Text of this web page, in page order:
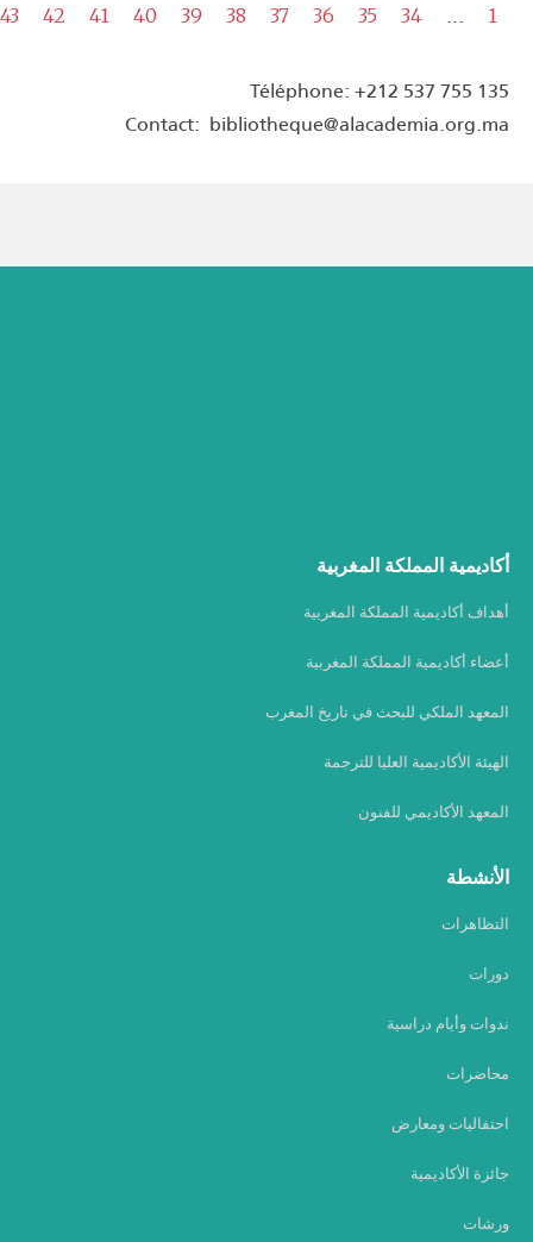
1
...
34
35
36
37
38
39
40
41
42
43
Téléphone: +212 537 755 135
Contact: bibliotheque@alacademia.org.ma
أكاديمية المملكة المغربية
أهداف أكاديمية المملكة المغربية
أعضاء أكاديمية المملكة المغربية
المعهد الملكي للبحث في تاريخ المغرب
الهيئة الأكاديمية العليا للترجمة
المعهد الأكاديمي للفنون
الأنشطة
التظاهرات
دورات
ندوات وأيام دراسية
محاضرات
احتفاليات ومعارض
جائزة الأكاديمية
ورشات